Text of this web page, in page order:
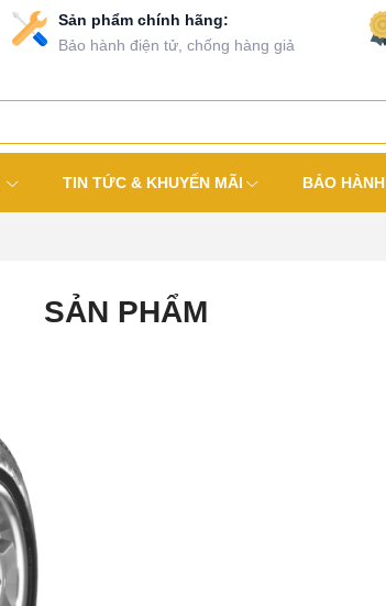
Sản phẩm chính hãng:
Bảo hành điện tử, chống hàng giả
TIN TỨC & KHUYẾN MÃI BẢO HÀNH
SẢN PHẨM